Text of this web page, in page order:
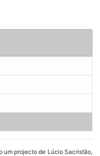
um projecto de Lúcio Sacristão,